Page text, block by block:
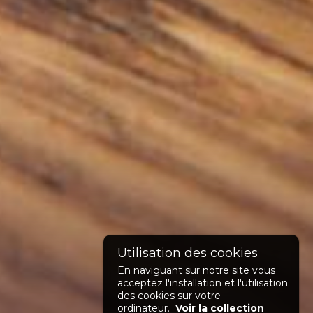
cartonnée...
En naviguant sur notre site vous
acceptez l'installation et l'utilisation
des cookies sur votre
ordinateur. Voir la collection